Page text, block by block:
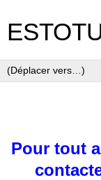
Pour tout